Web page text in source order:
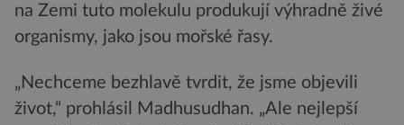
na Zemi tuto molekulu produkují výhradně živé
organismy, jako jsou mořské řasy.
„Nechceme bezhlavě tvrdit, že jsme objevili
život,“ prohlásil Madhusudhan. „Ale nejlepší